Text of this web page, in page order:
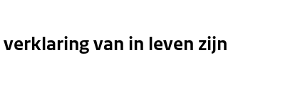
van in leven zijn